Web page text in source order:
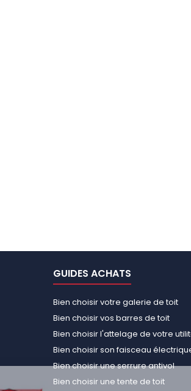
GUIDES ACHATS
Bien choisir votre galerie de toit
Bien choisir vos barres de toit
Bien choisir l'attelage de votre
Bien choisir son faisceau
Bien choisir une serrure antivol
Bien choisir une tente de toit